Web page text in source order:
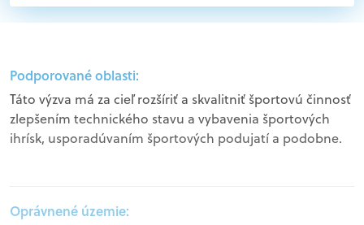
Podporované oblasti:
Táto výzva má za cieľ rozšíriť a skvalitniť športovú činnosť
zlepšením technického stavu a vybavenia športových
ihrísk, usporadúvaním športových podujatí a podobne.
Oprávnené územie: